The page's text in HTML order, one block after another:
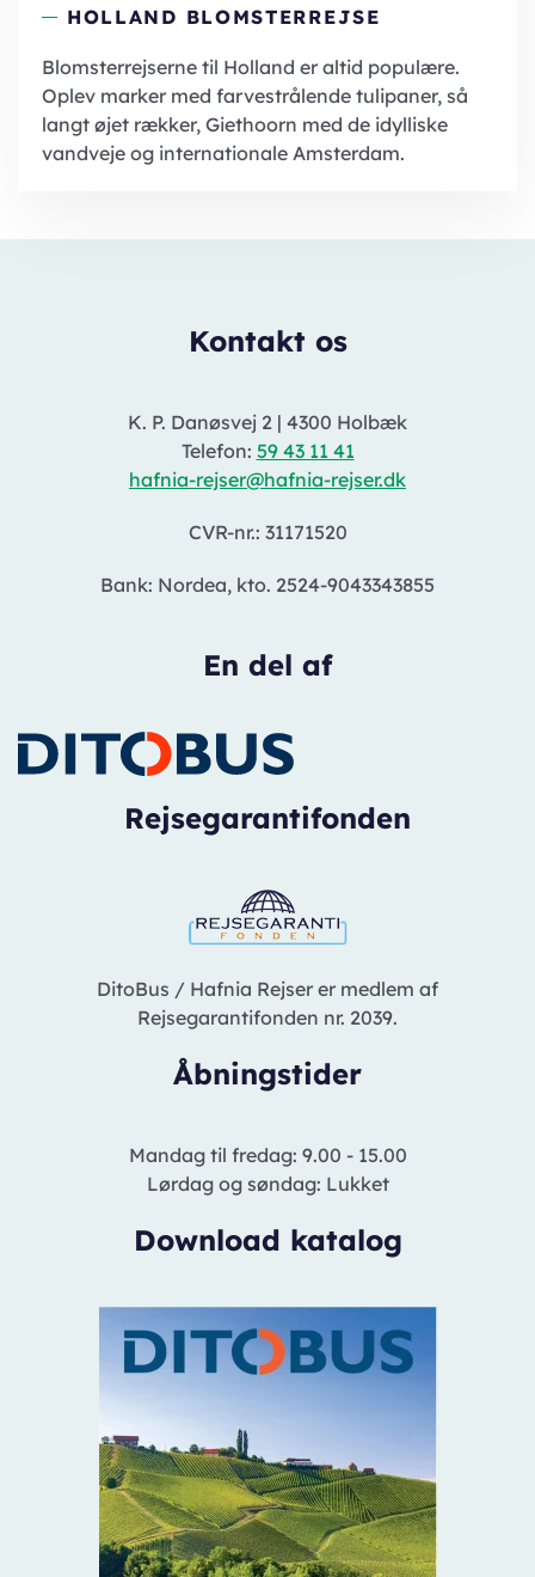
HOLLAND BLOMSTERREJSE
Blomsterrejserne til Holland er altid populære.
Oplev marker med farvestrålende tulipaner, så
langt øjet rækker, Giethoorn med de idylliske
vandveje og internationale Amsterdam.
Kontakt os
K. P. Danøsvej 2 | 4300 Holbæk
Telefon: 59 43 11 41
hafnia-rejser@hafnia-rejser.dk
CVR-nr.: 31171520
Bank: Nordea, kto. 2524-9043343855
En del af
Rejsegarantifonden
DitoBus / Hafnia Rejser er medlem af
Rejsegarantifonden nr. 2039.
Åbningstider
Mandag til fredag: 9.00 - 15.00
Lørdag og søndag: Lukket
Download katalog